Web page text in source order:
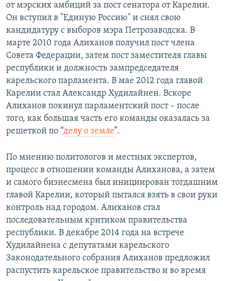
от мэрских амбиций за пост сенатора от Карелии.
Он вступил в "Единую Россию" и снял свою
кандидатуру с выборов мэра Петрозаводска. В
марте 2010 года Алиханов получил пост члена
Совета Федерации, затем пост заместителя главы
республики и должность зампредседателя
карельского парламента. В мае 2012 года главой
Карелии стал Александр Худилайнен. Вскоре
Алиханов покинул парламентский пост – после
того, как большая часть его команды оказалась за
решеткой по “делу о земле”.
По мнению политологов и местных экспертов,
процесс в отношении команды Алиханова, а затем
и самого бизнесмена был инициирован тогдашним
главой Карелии, который пытался взять в свои руки
контроль над городом. Алиханов стал
последовательным критиком правительства
республики. В декабре 2014 года на встрече
Худилайнена с депутатами карельского
Законодательного собрания Алиханов предложил
распустить карельское правительство и во время